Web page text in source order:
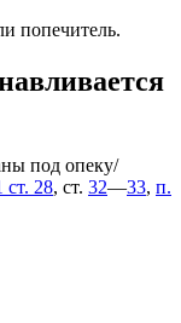
попечитель.
под опеку/
ст. 28, ст. 32—33, п.